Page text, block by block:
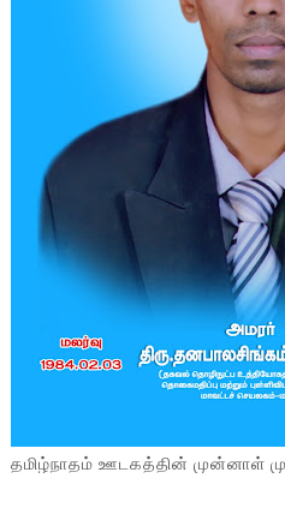
தமிழ்நாதம் ஊடகத்தின் முன்னாள்